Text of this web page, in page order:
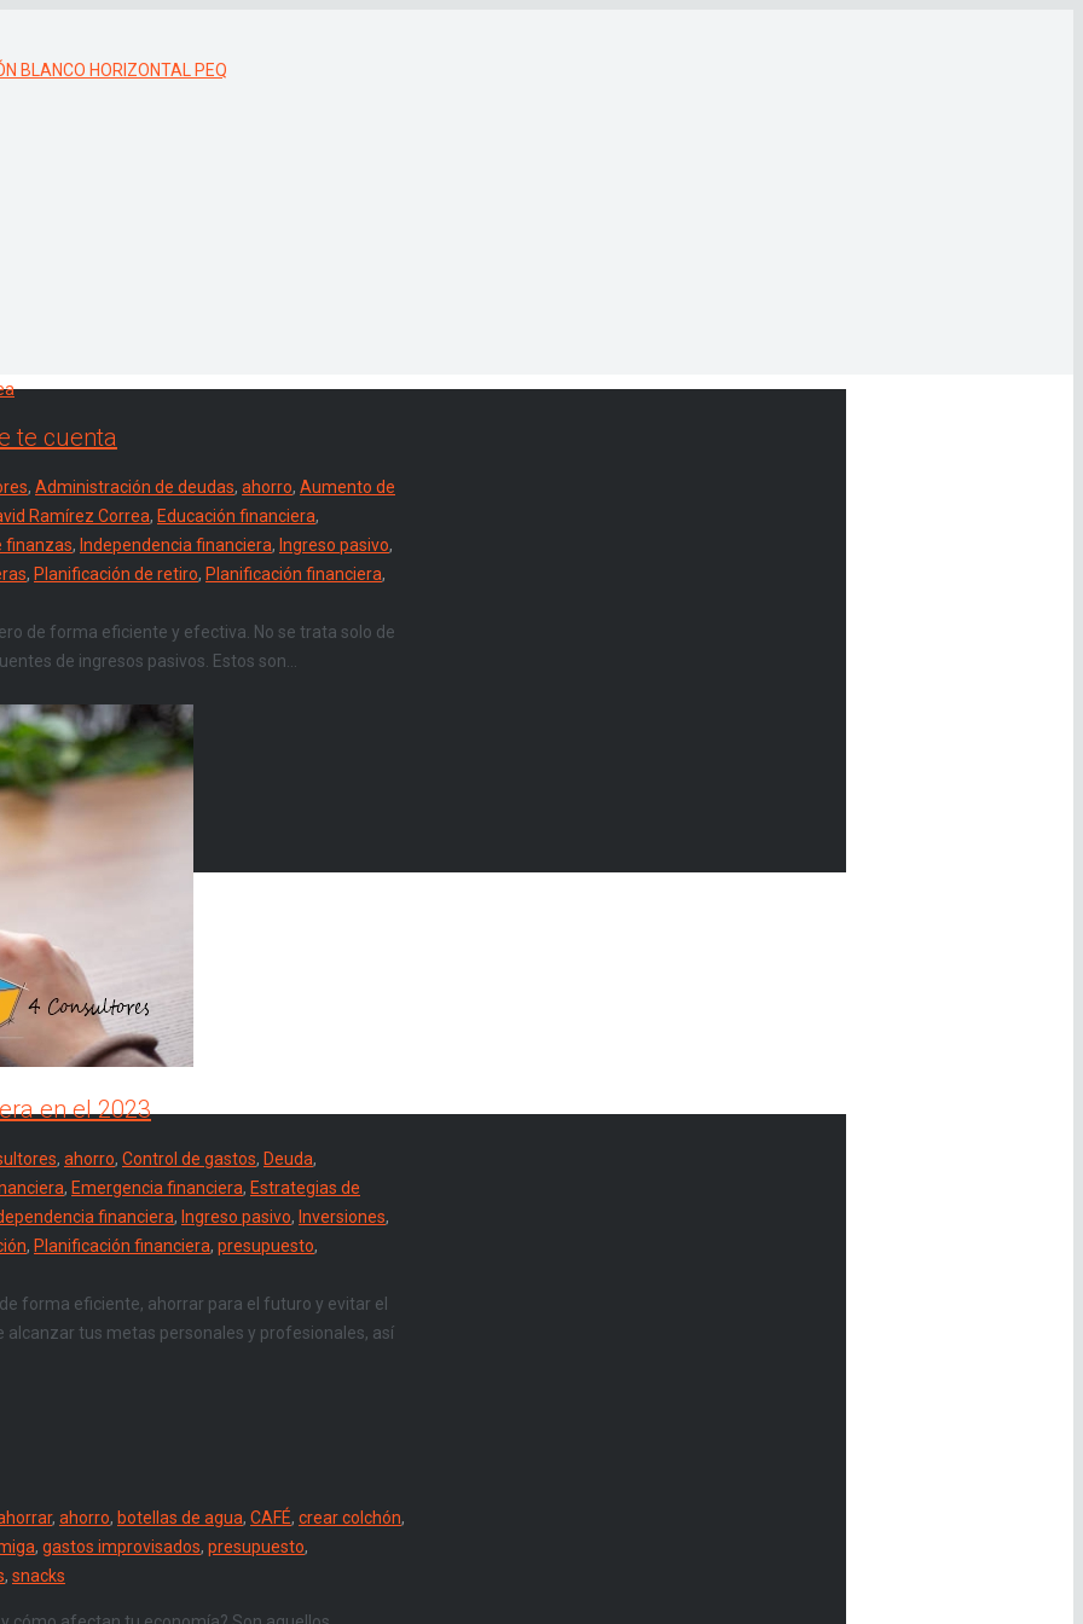
te cuenta
, Administración de deudas, ahorro, Aumento de
Ramírez Correa, Educación financiera,
finanzas, Independencia financiera, Ingreso pasivo,
, Planificación de retiro, Planificación financiera,
de forma eficiente y efectiva. No se trata solo de
de ingresos pasivos. Estos son...
en el 2023
, ahorro, Control de gastos, Deuda,
, Emergencia financiera, Estrategias de
financiera, Ingreso pasivo, Inversiones,
, Planificación financiera, presupuesto,
forma eficiente, ahorrar para el futuro y evitar el
tus metas personales y profesionales, así
, ahorro, botellas de agua, CAFÉ, crear colchón,
, gastos improvisados, presupuesto,
, snacks